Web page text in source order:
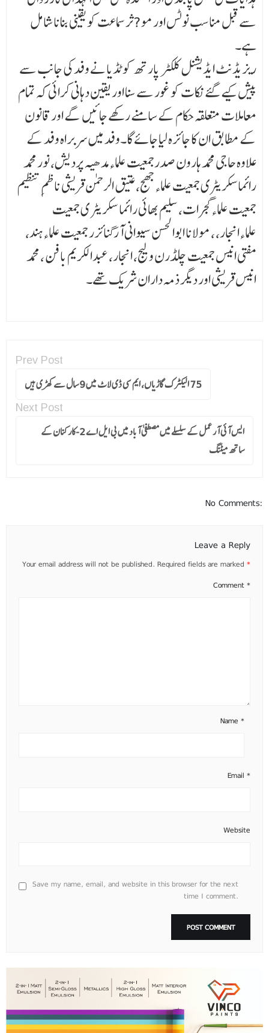
سے قبل منا سب نوٹس اور مو?ثر سماعت کو یقینی بنانا شامل
ہے۔
ریزیڈنٹ ایڈیشنل کلکٹر پارتھ کوٹڈیا نے وفد کی جانب سے
پیش کیے گئے نکات کو غور سے سنا اور یقین دہانی کرائی کہ تمام
معاملات متعلقہ حکام کے سامنے رکھے جائیں گے اور قانون
کے مطابق ان کا جا ئزہ لیا جائے گا۔وفد میں سربراہ وفد کے
علاوہ حاجی محمد ہارون صدرجمعیت علماءمدھیہ پردیش، نور محمد
رائماسکریٹری جمعیت علماءبھج،عتیق الرحمن قریشی ناظمِ تنظیم
جمعیت علماءگجرات، سلیم بھائی رائما سکریٹر ی جمعیت
علماءانجار، ، مولانا ابوالحسن سیوانی آرگنائزر جمعیت علماءہند،
مفتی انیس جمعیت چلڈرن ولیج، انجار، عبدالکریم بافن ، محمد
انیس قریشی اور دیگر ذمہ داران شریک تھے۔
Prev Post
75 الیکٹرک گاڑیاں، ایم سی ڈی لاٹ میں 9 سال سے کھڑی ہیں
Next Post
ایس آئی آر عمل کے سلسلے میں مصطفی آباد میں بی ایل اے 2-کارکنان کے
ساتھ میٹنگ
No Comments:
Leave a Reply
Your email address will not be published. Required fields are marked *
Comment *
Name *
Email *
Website
Save my name, email, and website in this browser for the next
time I comment.